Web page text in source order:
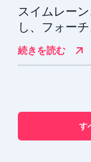
スイムレー
し、フォー
続きを読む
す